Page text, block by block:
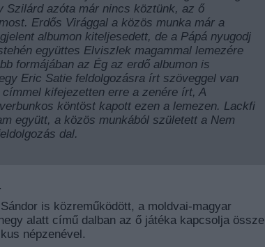
Szilárd azóta már nincs köztünk, az ő
Erdős Virággal a közös munka már a
albumon kiteljesedett, de a Pápá nyugodj
együttes Elviszlek magammal lemezére
formájában az Ég az erdő albumon is
Eric Satie feldolgozásra írt szöveggel van
kifejezetten erre a zenére írt, A
köntöst kapott ezen a lemezen. Lackfi
együtt, a közös munkából született a Nem
dal.
is közreműködött, a moldvai-magyar
alatt című dalban az ő játéka kapcsolja össze
népzenével.